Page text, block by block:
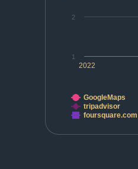
2022
1
2
GoogleMaps
tripadvisor
foursquare.com